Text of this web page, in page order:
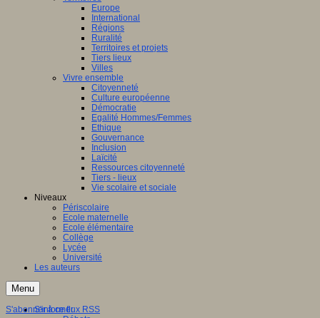
Europe
International
Régions
Ruralité
Territoires et projets
Tiers lieux
Villes
Vivre ensemble
Citoyenneté
Culture européenne
Démocratie
Egalité Hommes/Femmes
Ethique
Gouvernance
Inclusion
Laïcité
Ressources citoyenneté
Tiers - lieux
Vie scolaire et sociale
Niveaux
Périscolaire
Ecole maternelle
Ecole élémentaire
Collège
Lycée
Université
Les auteurs
Menu
S'informer
S'abonner à ce flux RSS